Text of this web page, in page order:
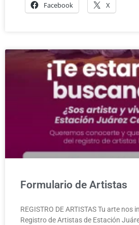
Facebook X
Formulario de Artistas
REGISTRO DE ARTISTAS Tu arte nos
Registro de Artistas de Estación